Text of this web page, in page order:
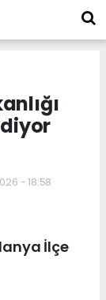
- 18:58
İlçe